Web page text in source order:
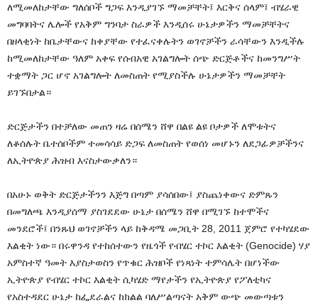
ለሚመለከታቸው ግለሰቦች ግጋፍ እንዲያገኙ ማመቻቸት፤ እርቅና ሰላም፤ ብሄራዊ
መግባባትና ሌሎች የአቅም ግንባታ ስራዎች እንዲሰሩ ሁኔታዎችን ማመቻቸትና
በዘላቂነት ከቤታቸውና ከቀያቸው የተፈናቀሉትን ወገኖቻችን ራሳቸውን እንዲችሉ
ከሚመለከታቸው ዓለም አቀፍ የሰብአዊ አገልግሎት ሰጭ ድርጅቶችና ከመንግሥት
ተቋማት ጋር ሆኖ አገልግሎት ለመስጠት የሚያስችሉ ሁኔታዎችን ማመቻቸት
ይገኙበታል።
ድርጅታችን በተቻለው መጠን ዛሬ በሰሜን ሸዋ በልዩ ልዩ ቦታዎች ለሞቱትና
ለቆሰሉት ቤተሰቦችም ተመሳሳይ ድጋፍ ለመስጠት የወሰነ መሆኑን ለደጋፊዎቻችንና
ለኢትዮጵያ ሕዝብ እናስታውቃለን።
በአሁኑ ወቅት ድርጅታችንን እጅግ በጣም ያሳሰበው፤ ያስጨነቀውና ድምጹን
በመግለጫ እንዲያሰማ ያስገደደው ሁኔታ በሰሜን ሸዋ በሚገኙ ከተሞችና
መንደሮች፤ በንጹህ ወገኖቻችን ላይ ከቅዳሜ መጋቢት 28, 2011 ጀምሮ የተካሄደው
እልቂት ነው። በሩዋንዳ የተከሰተውን የዜጎች የብሄር ተኮር እልቂት (Genocide) ሃያ
አምስተኛ ዓመት እያስታወስን የጥቁር ሕዝቦች የነጻነት ተምሳሌት በሆነችው
ኢትዮጵያ የብሄር ተኮር እልቂት ሲካሄድ ማየታችን የኢትዮጵያ የፖለቲካና
የአስተዳደር ሁኔታ ከፌደራልና ከክልል ባለሥልጣናት አቅም ውጭ መውጣቱን